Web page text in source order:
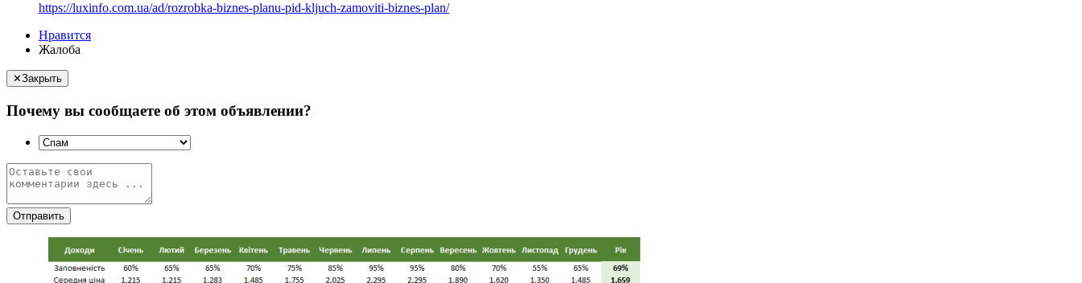
https://luxinfo.com.ua/ad/rozrobka-biznes-planu-pid-kljuch-zamoviti-biznes-plan/
Нравится
Жалоба
✕Закрыть
Почему вы сообщаете об этом объявлении?
Отправить